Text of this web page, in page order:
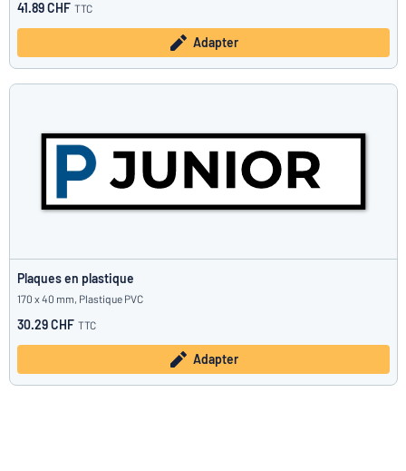
41.89 CHF TTC
Adapter
Plaques en plastique
170 x 40 mm, Plastique PVC
30.29 CHF TTC
Adapter